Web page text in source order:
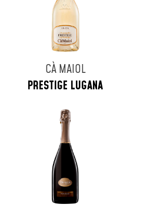
CÀ MAIOL
PRESTIGE LUGANA